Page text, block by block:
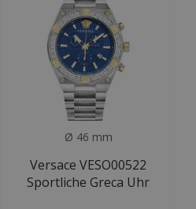
Ø 46 mm
Versace VESO00522
Sportliche Greca Uhr